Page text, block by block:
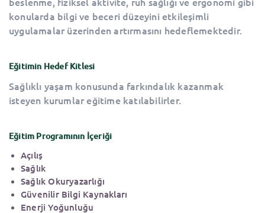
beslenme, fiziksel aktivite, ruh sağlığı ve ergonomi gibi
konularda bilgi ve beceri düzeyini etkileşimli
uygulamalar üzerinden artırmasını hedeflemektedir.
Eğitimin Hedef Kitlesi
Sağlıklı yaşam konusunda farkındalık kazanmak
isteyen kurumlar eğitime katılabilirler.
Eğitim Programının İçeriği
Açılış
Sağlık
Sağlık Okuryazarlığı
Güvenilir Bilgi Kaynakları
Enerji Yoğunluğu